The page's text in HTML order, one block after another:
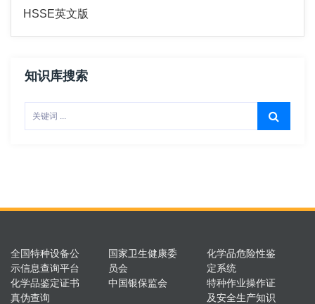
HSSE英文版
知识库搜索
全国特种设备公
示信息查询平台
国家卫生健康委
员会
化学品危险性鉴
定系统
化学品鉴定证书
真伪查询
中国银保监会
特种作业操作证
及安全生产知识